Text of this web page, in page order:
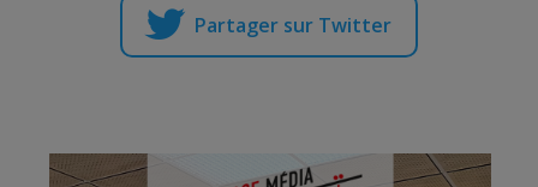
Partager sur Twitter